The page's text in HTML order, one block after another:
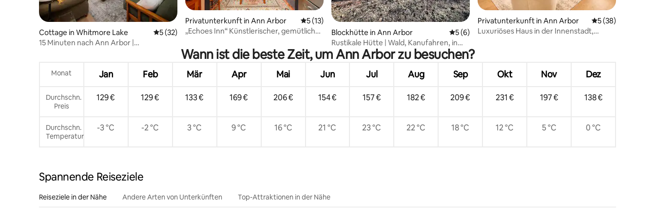
Cottage in Whitmore Lake Durchschnittliche Bewertung: 5 von 5, 32 Bewertungen
5 (32)
15 Minuten nach Ann Arbor |
Privatunterkunft in Ann Arbor Durchschnittliche Bewertung: 5 von 5, 13 Bewertungen
5 (13)
„Echoes Inn“ Künstlerischer, gemütlicher
Blockhütte in Ann Arbor Durchschnittliche Bewertung: 5 von 5, 6 Bewertungen
5 (6)
Rustikale Hütte | Wald, Kanufahren, in
der Nähe des Stadions
Privatunterkunft in Ann Arbor Durchschnittliche
5 (38)
Luxuriöses Haus in der Innenstadt,
Wann ist die beste Zeit, um Ann Arbor zu besuchen?
Monat Jan Feb Mär Apr Mai Jun Jul Aug Sep Okt Nov Dez
Durchschn.
Preis
129 € 129 € 133 € 169 € 206 € 154 € 157 € 182 € 209 € 231 € 197 € 138 €
Durchschn.
Temperatur
-3 °C -2 °C 3 °C 9 °C 16 °C 21 °C 23 °C 22 °C 18 °C 12 °C 5 °C 0 °C
Spannende Reiseziele
Reiseziele in der Nähe Andere Arten von Unterkünften Top-Attraktionen in der Nähe